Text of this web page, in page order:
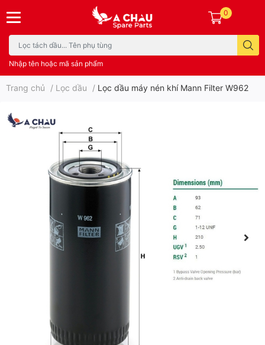
Nhập tên hoặc mã sản phẩm
0
Trang chủ / Lọc dầu / Lọc dầu máy nén khí Mann Filter W962